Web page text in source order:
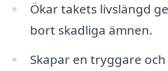
Ökar takets livslängd
bort skadliga ämnen.
Skapar en tryggare